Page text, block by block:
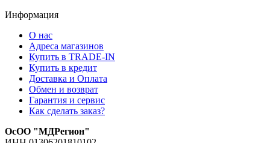
Информация
О нас
Адреса магазинов
Купить в TRADE-IN
Купить в кредит
Доставка и Оплата
Обмен и возврат
Гарантия и сервис
Как сделать заказ?
ОсОО "МДРегион"